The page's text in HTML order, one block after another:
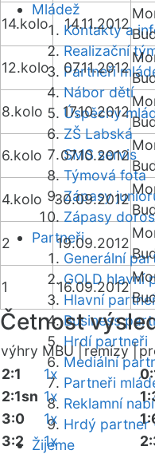
Mládež
Kontakty a
Realizační
Partneři
Nábor dětí
Úspěchy
ZŠ Labská
SMS servis
Týmová fota
Zápasy
Zápasy
Partneři
Generální
GOLD hlavní
Hlavní
Business
Hrdí partneři
Mediální
Partneři
Reklamní
Hrdý partner
Žijeme
14.kolo 14.11.2012
12.kolo 07.11.2012
8.kolo 17.10.2012
6.kolo 07.10.2012
4.kolo 30.09.2012
2 19.09.2012
1 16.09.2012
Četnost
výhry MBU |remízy |
2:1
1x
2:1sn 1x
3:0
1x
3:2
1x